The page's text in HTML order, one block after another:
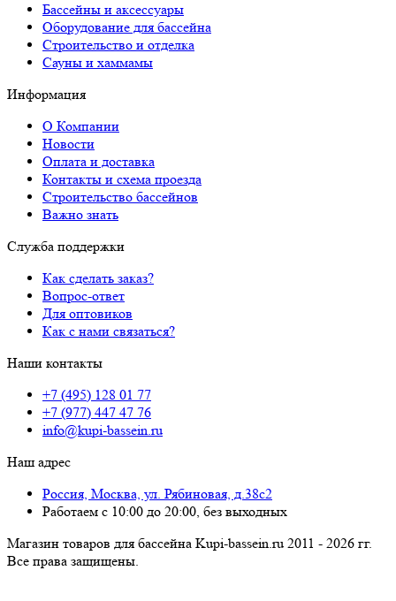
Бассейны и аксессуары
Оборудование для бассейна
Строительство и отделка
Сауны и хаммамы
Информация
О Компании
Новости
Оплата и доставка
Контакты и схема проезда
Строительство бассейнов
Важно знать
Служба поддержки
Как сделать заказ?
Вопрос-ответ
Для оптовиков
Как с нами связаться?
Наши контакты
+7 (495) 128 01 77
+7 (977) 447 47 76
info@kupi-bassein.ru
Наш адрес
Россия, Москва, ул. Рябиновая, д.38с2
Работаем с 10:00 до 20:00, без выходных
Магазин товаров для бассейна Kupi-bassein.ru 2011 - 2026 гг.
Все пра­ва за­щи­ще­ны.